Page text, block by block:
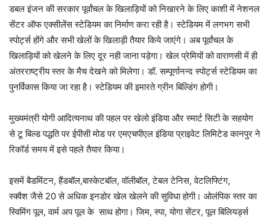
डबल इंजन की सरकार पूर्वांचल के खिलाड़ियों को निखारने के लिए काशी में नेशनल
सेंटर ऑफ एक्सीलेंस स्टेडियम का निर्माण करा रही है। स्टेडियम में लगभग सभी
स्पोर्ट्स होंगे और सभी खेलों के खिलाड़ी तैयार किये जाएंगे। अब पूर्वांचल के
खिलाड़ियों को खेलने के लिए दूर नही जाना पड़ेगा। खेल प्रेमियों को वाराणसी में ही
अंतरराष्ट्रीय स्तर के मैच देखने को मिलेगा। डॉ. सम्पूर्णानन्द स्पोर्ट्स स्टेडियम का
पुनर्विकास किया जा रहा है। स्टेडियम की इमारते ग्रीन बिल्डिंग होगी।
मुख्यमंत्री योगी आदित्यनाथ की पहल पर खेलो इंडिया और स्मार्ट सिटी के सहयोग
से टू बिल्ड पद्धति पर ईपीसी मोड पर एमएचपीएल इंडिया प्राइवेट लिमिटेड कानपुर ने
रिकॉर्ड समय में इसे पहले तैयार किया।
इसमें बैडमिंटन, हैंडबॉल,बास्केटबॉल, वॉलीबॉल, टेबल टेनिस, वेटलिफ्टिंग,
स्क्वैश जैसे 20 से अधिक इनडोर खेल खेलने की सुविधा होगी। ओलंपिक स्तर का
स्विमिंग पूल, वार्म अप पूल के साथ होगा। जिम, स्पा, योगा सेंटर, पूल बिलियर्ड्स